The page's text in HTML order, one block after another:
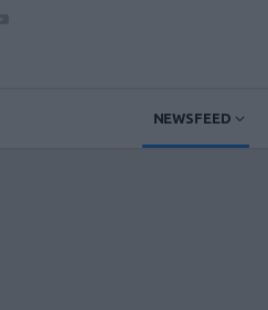
NEWSFEED